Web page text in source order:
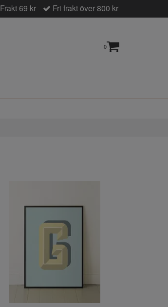
Frakt 69 kr Fri frakt över 800 kr
0